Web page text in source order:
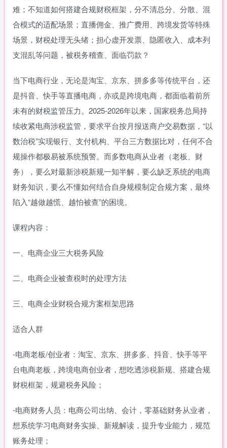
难；不知道如何搭建合规财税框架，分不清总分、分散、混
合模式的适配场景；直播佣金、推广费用、跨境发货等特殊
场景，财税处理无头绪；担心虚开发票、隐匿收入、成本列
支混乱等问题，被税务稽查、面临罚款？
当下电商行业，无论是淘宝、京东、拼多多等传统平台，还
是抖音、快手等直播电商，亦或是跨境电商，都面临着前所
未有的财税监管压力。2025-2026年以来，国家税务总局持
续收紧电商涉税监管，要求平台按月报送商户交易数据，“以
数治税”实现银行、支付机构、平台三方数据比对，任何不合
规操作都极易被系统预警。而多数电商从业者（老板、财
务），要么对最新涉税新规一知半解，要么缺乏系统的电商
财务知识，要么不懂如何结合自身规模制定合规方案，最终
陷入“越做越慌、越怕被查”的困境。
课程内容：
一、电商企业三大税务风险
二、电商企业被查税时的处理方法
三、电商企业财税合规方案框架思路
适合人群
-电商老板/创业者：淘宝、京东、拼多多、抖音、快手等平
台电商老板，跨境电商创业者，想吃透涉税新规、搭建合规
财税框架，规避税务风险；
-电商财务人员：电商公司出纳、会计，零基础财务从业者，
想系统学习电商财务实操、新规解读，提升专业能力，规范
账务处理；